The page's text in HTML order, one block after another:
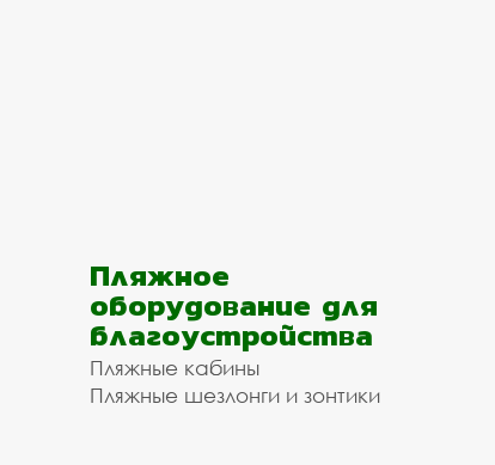
Пляжное
оборудование для
благоустройства
Пляжные кабины
Пляжные шезлонги и зонтики